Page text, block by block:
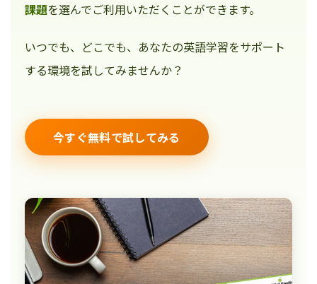
課題を選んでご利用いただくことができます。
いつでも、どこでも、あなたの英語学習をサポート
する環境を試してみませんか？
今すぐ無料で試してみる